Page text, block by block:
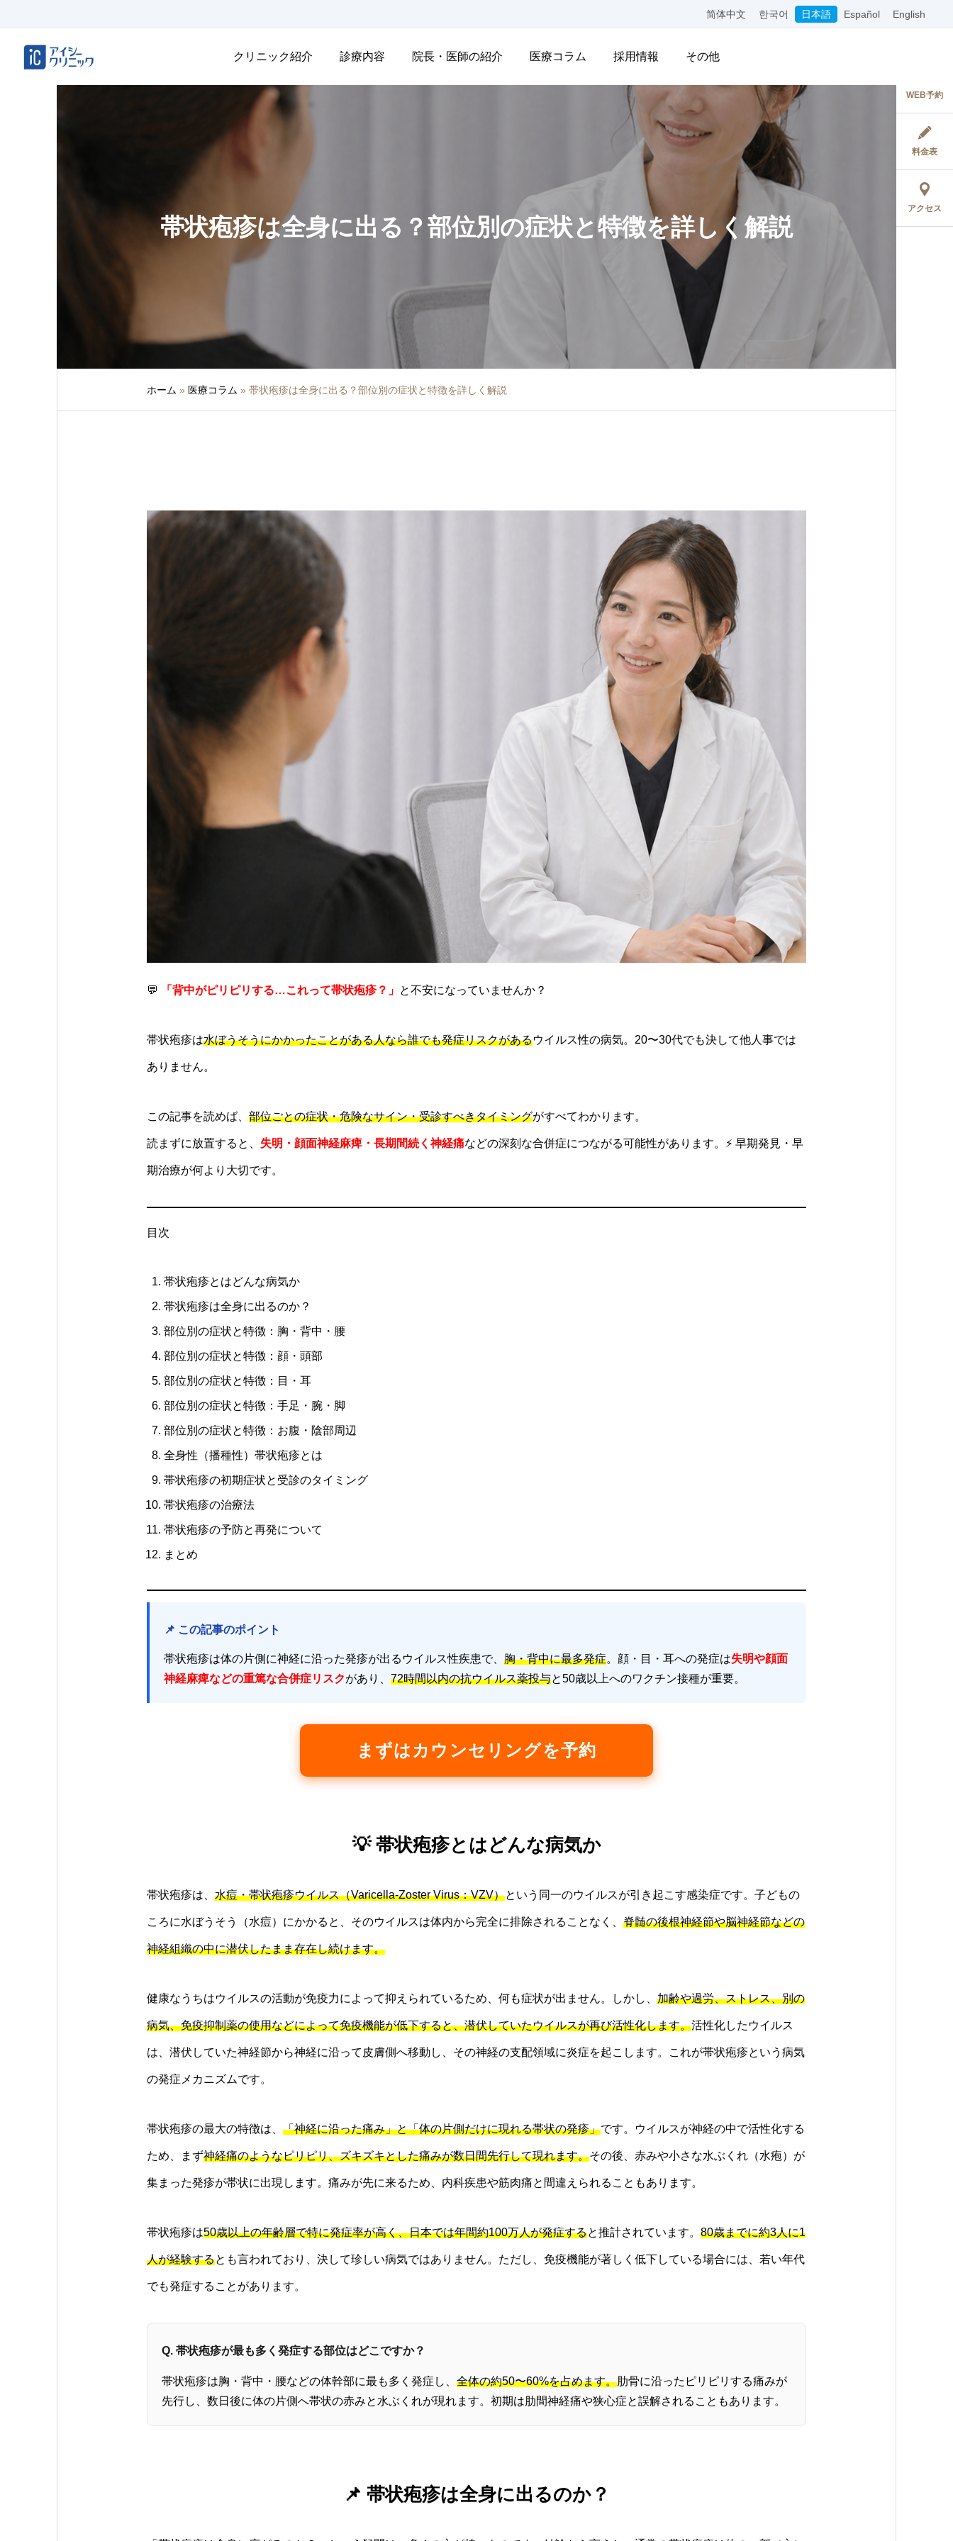
简体中文 한국어 日本語 Español English
クリニック紹介 診療内容 院長・医師の紹介 医療コラム 採用情報 その他
WEB予約
料金表
アクセス
帯状疱疹は全身に出る？部位別の症状と特徴を詳しく解説
ホーム » 医療コラム » 帯状疱疹は全身に出る？部位別の症状と特徴を詳しく解説
💬 「背中がピリピリする…これって帯状疱疹？」 と不安になっていませんか？
帯状疱疹は水ぼうそうにかかったことがある人なら誰でも発症リスクがあるウイルス性の病気。20〜30代でも決して他人事では
ありません。
この記事を読めば、 部位ごとの症状・危険なサイン・受診すべきタイミングがすべてわかります。
読まずに放置すると、 失明・顔面神経麻痺・長期間続く神経痛などの深刻な合併症につながる可能性があります。⚡ 早期発見・早
期治療が何より大切です。
目次
帯状疱疹とはどんな病気か
帯状疱疹は全身に出るのか？
部位別の症状と特徴：胸・背中・腰
部位別の症状と特徴：顔・頭部
部位別の症状と特徴：目・耳
部位別の症状と特徴：手足・腕・脚
部位別の症状と特徴：お腹・陰部周辺
全身性（播種性）帯状疱疹とは
帯状疱疹の初期症状と受診のタイミング
帯状疱疹の治療法
帯状疱疹の予防と再発について
まとめ
📌 この記事のポイント
帯状疱疹は体の片側に神経に沿った発疹が出るウイルス性疾患で、 胸・背中に最多発症。顔・目・耳への発症は失明や顔面
神経麻痺などの重篤な合併症リスクがあり、 72時間以内の抗ウイルス薬投与と50歳以上へのワクチン接種が重要。
まずはカウンセリングを予約
💡 帯状疱疹とはどんな病気か
帯状疱疹は、 水痘・帯状疱疹ウイルス（Varicella-Zoster Virus：VZV）という同一のウイルスが引き起こす感染症です。子どもの
ころに水ぼうそう（水痘）にかかると、そのウイルスは体内から完全に排除されることなく、 脊髄の後根神経節や脳神経節などの
神経組織の中に潜伏したまま存在し続けます。
健康なうちはウイルスの活動が免疫力によって抑えられているため、何も症状が出ません。しかし、 加齢や過労、ストレス、別の
病気、免疫抑制薬の使用などによって免疫機能が低下すると、潜伏していたウイルスが再び活性化します。活性化したウイルス
は、潜伏していた神経節から神経に沿って皮膚側へ移動し、その神経の支配領域に炎症を起こします。これが帯状疱疹という病気
の発症メカニズムです。
帯状疱疹の最大の特徴は、 「神経に沿った痛み」と「体の片側だけに現れる帯状の発疹」です。ウイルスが神経の中で活性化する
ため、まず神経痛のようなピリピリ、ズキズキとした痛みが数日間先行して現れます。その後、赤みや小さな水ぶくれ（水疱）が
集まった発疹が帯状に出現します。痛みが先に来るため、内科疾患や筋肉痛と間違えられることもあります。
帯状疱疹は50歳以上の年齢層で特に発症率が高く、日本では年間約100万人が発症すると推計されています。 80歳までに約3人に1
人が経験するとも言われており、決して珍しい病気ではありません。ただし、免疫機能が著しく低下している場合には、若い年代
でも発症することがあります。
Q. 帯状疱疹が最も多く発症する部位はどこですか？
帯状疱疹は胸・背中・腰などの体幹部に最も多く発症し、 全体の約50〜60%を占めます。肋骨に沿ったピリピリする痛みが
先行し、数日後に体の片側へ帯状の赤みと水ぶくれが現れます。初期は肋間神経痛や狭心症と誤解されることもあります。
📌 帯状疱疹は全身に出るのか？